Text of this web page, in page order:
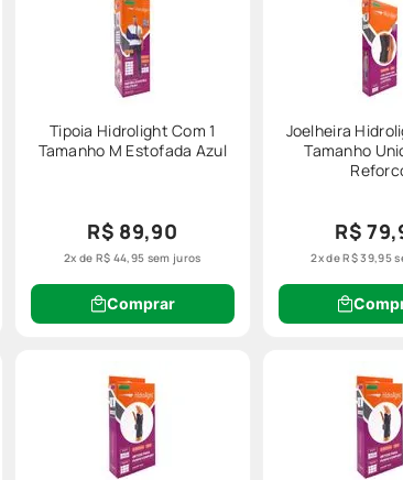
Tipoia Hidrolight Com 1
Tamanho M Estofada Azul
R$ 89,90
2x de R$ 44,95 sem juros
Comprar
Joelheira
Tamanho
R$
2x deR$39,95